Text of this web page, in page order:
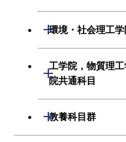
経営工学系
初年次専
創造プロ
初年次専
共通専門
初年次専
創造プロセ
共通専門科
生命理工
創造プロセ
共通専門科
環境・社会理工学
開閉
建築学系
融合理工学
工学院，物質理
院共通科目
開閉
工学院，
教養科目群
開閉